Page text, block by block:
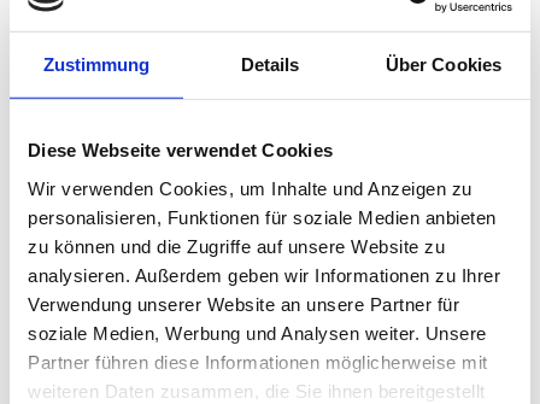
Zustimmung Details Über Cookies
Diese Webseite verwendet Cookies
Wir verwenden Cookies, um Inhalte und Anzeigen zu
personalisieren, Funktionen für soziale Medien anbieten
zu können und die Zugriffe auf unsere Website zu
analysieren. Außerdem geben wir Informationen zu Ihrer
Verwendung unserer Website an unsere Partner für
soziale Medien, Werbung und Analysen weiter. Unsere
Partner führen diese Informationen möglicherweise mit
weiteren Daten zusammen, die Sie ihnen bereitgestellt
4 HOTELS. 1 PROMISE.
Soha Hotels
Four young hosts, closely connected, now come
together under one name:
Sôha.Sonnhof, Oberforsthof, Havenand Alpina remain
true to who they are – while becoming part of a shared
world within one hotel group. For you as our guest, this
means one thing above all: more possibilities. With the
Sôha Summer Card and an extensive weekly
programme, over 1001 activities and experiences await
– all year round.